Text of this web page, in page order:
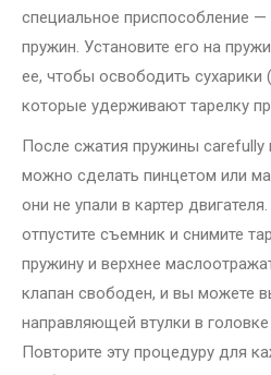
специальное приспособление
пружин. Установите его на
ее, чтобы освободить
которые удерживают тарелку
После сжатия пружины carefully
можно сделать пинцетом или
они не упали в картер
отпустите съемник и снимите
пружину и верхнее
клапан свободен, и вы можете
направляющей втулки в
Повторите эту процедуру для